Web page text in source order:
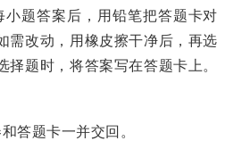
小题答案后，用铅笔把答题卡对
需改动，用橡皮擦干净后，再选
择题时，将答案写在答题卡上。
答题卡一并交回。